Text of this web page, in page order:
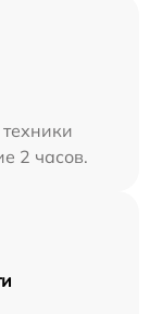
2 часов.